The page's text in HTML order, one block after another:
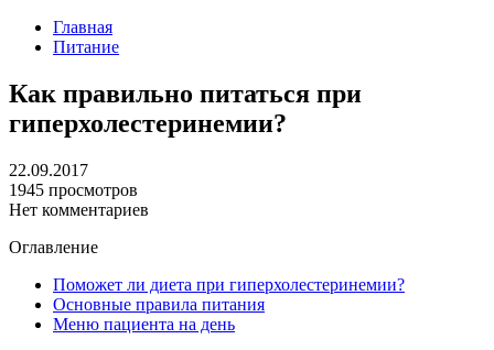
Главная
Питание
Как правильно питаться при
гиперхолестеринемии?
22.09.2017
1945 просмотров
Нет комментариев
Оглавление
Поможет ли диета при гиперхолестеринемии?
Основные правила питания
Меню пациента на день